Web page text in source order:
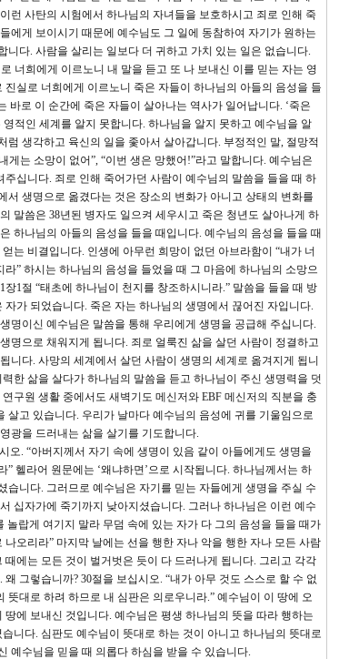
런 사탄의 시험에서 하나님의 자녀들을 보호하시고 죄로 인해 죽
에게 보이시기 때문에 예수님도 그 일에 동참하여 자기가 원하는
다. 사람을 살리는 일보다 더 귀하고 가치 있는 일은 없습니다.
너희에게 이르노니 내 말을 듣고 또 나 보내신 이를 믿는 자는 영
실로 너희에게 이르노니 죽은 자들이 하나님의 아들의 음성을 들
바로 이 순간에 죽은 자들이 살아나는 역사가 일어납니다. ‘죽은
적인 세계를 알지 못합니다. 하나님을 알지 못하고 예수님을 알
생각하고 육신의 일을 좇아서 살아갑니다. 부정적인 말, 절망적
는 소망이 없어”, “이번 생은 망했어!”라고 말합니다. 예수님은
십니다. 죄로 인해 죽어가던 사람이 예수님의 말씀을 들을 때 하
생명으로 옮겼다는 것은 장소의 변화가 아니고 상태의 변화를
말씀은 38년된 병자도 일으켜 세우시고 죽은 청년도 살아나게 하
하나님의 아들의 음성을 들을 때입니다. 예수님의 음성을 들을 때
는 비결입니다. 인생에 아무런 희망이 없던 아브라함이 “내가 너
” 하시는 하나님의 음성을 들었을 때 그 마음에 하나님의 소망으
1절 “태초에 하나님이 천지를 창조하시니라.” 말씀을 들을 때 방
가 되었습니다. 죽은 자는 하나님의 생명에서 끊어진 자입니다.
명이신 예수님은 말씀을 통해 우리에게 생명을 공급해 주십니다.
명으로 채워지게 됩니다. 죄로 얼룩진 삶을 살던 사람이 정결하고
니다. 사망의 세계에서 살던 사람이 생명의 세계로 옮겨지게 됩니
한 삶을 살다가 하나님의 말씀을 듣고 하나님이 주신 생명력을 덧
구원 생활 중에서도 새벽기도 메신저와 EBF 메신저의 직분을 충
고 있습니다. 우리가 날마다 예수님의 음성에 귀를 기울임으로
광을 드러내는 삶을 살기를 기도합니다.
오. “아버지께서 자기 속에 생명이 있음 같이 아들에게도 생명을
헬라어 원문에는 ‘왜냐하면’으로 시작됩니다. 하나님께서는 하
니다. 그러므로 예수님은 자기를 믿는 자들에게 생명을 주실 수
십자가에 죽기까지 낮아지셨습니다. 그러나 하나님은 이런 예수
랍게 여기지 말라 무덤 속에 있는 자가 다 그의 음성을 들을 때가
오리라” 마지막 날에는 선을 행한 자나 악을 행한 자나 모든 사람
에는 모든 것이 벌거벗은 듯이 다 드러나게 됩니다. 그리고 각각
그렇습니까? 30절을 보십시오. “내가 아무 것도 스스로 할 수 없
대로 하려 하므로 내 심판은 의로우니라.” 예수님이 이 땅에 오
에 보내신 것입니다. 예수님은 평생 하나님의 뜻을 따라 행하는
니다. 심판도 예수님이 뜻대로 하는 것이 아니고 하나님의 뜻대로
예수님을 믿을 때 의롭다 하심을 받을 수 있습니다.